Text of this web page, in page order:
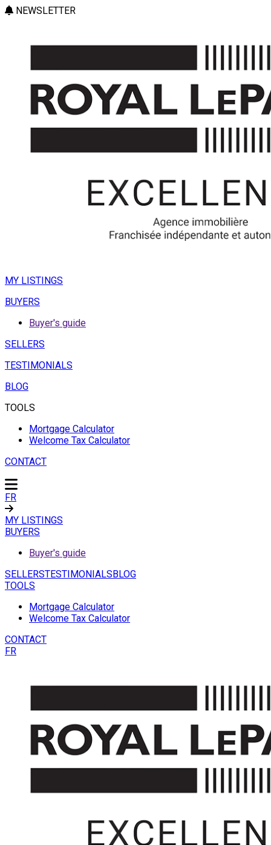
NEWSLETTER
MY LISTINGS
BUYERS
Buyer's guide
SELLERS
TESTIMONIALS
BLOG
TOOLS
Mortgage Calculator
Welcome Tax Calculator
CONTACT
FR
MY LISTINGS
BUYERS
Buyer's guide
SELLERSTESTIMONIALSBLOG
TOOLS
Mortgage Calculator
Welcome Tax Calculator
CONTACT
FR